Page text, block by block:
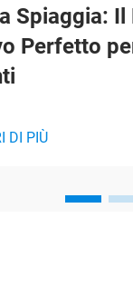
Spiaggia: Il
Perfetto
DI PIÙ